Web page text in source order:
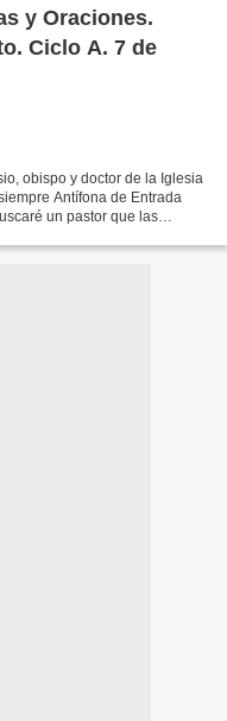
y Oraciones.
Ciclo A. 7 de
obispo y doctor de la Iglesia
Antífona de Entrada
un pastor que las